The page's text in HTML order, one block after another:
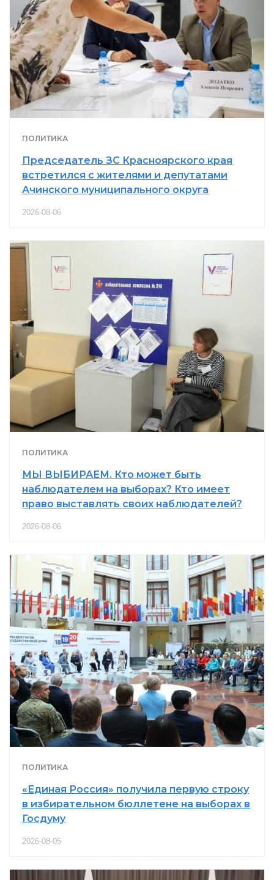
ПОЛИТИКА
Председатель ЗС Красноярского края
встретился с жителями и депутатами
Ачинского муниципального округа
2026-08-06
ПОЛИТИКА
МЫ ВЫБИРАЕМ. Кто может быть
наблюдателем на выборах? Кто имеет
право выставлять своих наблюдателей?
2026-08-06
ПОЛИТИКА
«Единая Россия» получила первую строку
в избирательном бюллетене на выборах в
Госдуму
2026-08-05